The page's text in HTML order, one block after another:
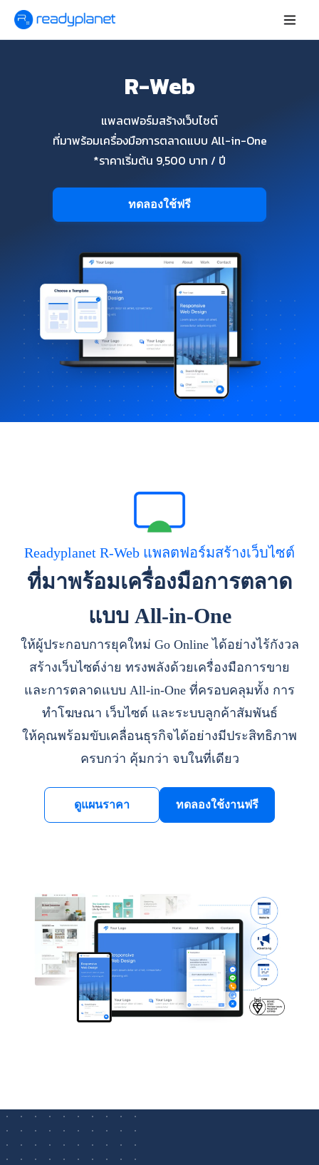
R-Web
แพลตฟอร์มสร้างเว็บไซต์
ที่มาพร้อมเครื่องมือการตลาดแบบ All-in-One
*ราคาเริ่มต้น 9,500 บาท / ปี
ทดลองใช้ฟรี
Readyplanet R-Web แพลตฟอร์มสร้างเว็บไซต์
ที่มาพร้อมเครื่องมือการตลาด
แบบ All-in-One
ให้ผู้ประกอบการยุคใหม่ Go Online ได้อย่างไร้กังวล
สร้างเว็บไซต์ง่าย ทรงพลังด้วยเครื่องมือการขาย
และการตลาดแบบ All-in-One ที่ครอบคลุมทั้ง การ
ทำโฆษณา เว็บไซต์ และระบบลูกค้าสัมพันธ์
ให้คุณพร้อมขับเคลื่อนธุรกิจได้อย่างมีประสิทธิภาพ
ครบกว่า คุ้มกว่า จบในที่เดียว
ดูแผนราคา ทดลองใช้งานฟรี